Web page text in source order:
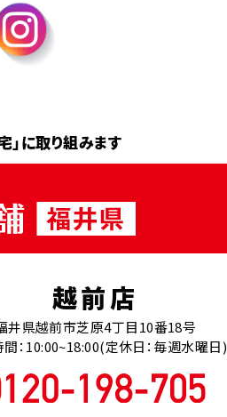
」に取り組みます
越前店
井県越前市芝原4丁目10番18号
：10:00~18:00(定休日：毎週水曜日)